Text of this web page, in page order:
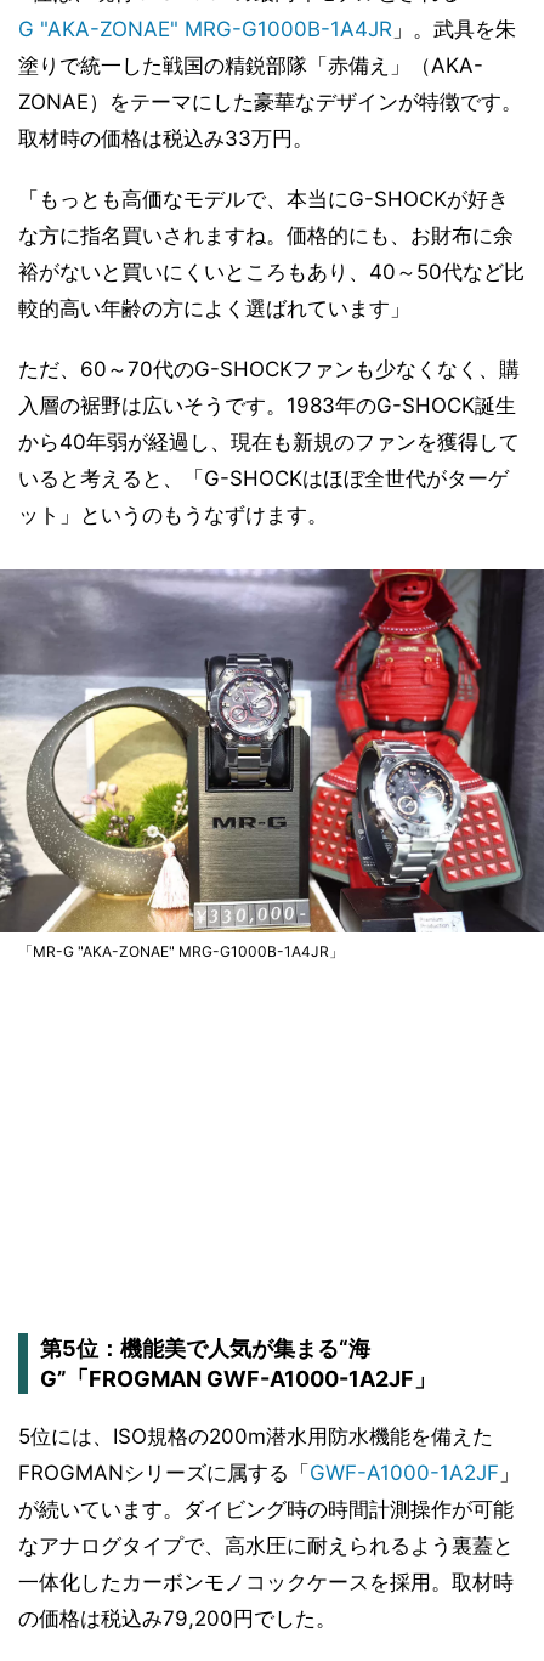
G "AKA-ZONAE" MRG-G1000B-1A4JR 」。武具を朱
塗りで統一した戦国の精鋭部隊「赤備え」（AKA-
ZONAE）をテーマにした豪華なデザインが特徴です。
取材時の価格は税込み33万円。
「もっとも高価なモデルで、本当にG-SHOCKが好き
な方に指名買いされますね。価格的にも、お財布に余
裕がないと買いにくいところもあり、40～50代など比
較的高い年齢の方によく選ばれています」
ただ、60～70代のG-SHOCKファンも少なくなく、購
入層の裾野は広いそうです。1983年のG-SHOCK誕生
から40年弱が経過し、現在も新規のファンを獲得して
いると考えると、「G-SHOCKはほぼ全世代がターゲ
ット」というのもうなずけます。
「MR-G "AKA-ZONAE" MRG-G1000B-1A4JR」
第5位：機能美で人気が集まる“海
G”「FROGMAN GWF-A1000-1A2JF」
5位には、ISO規格の200m潜水用防水機能を備えた
FROGMANシリーズに属する「GWF-A1000-1A2JF 」
が続いています。ダイビング時の時間計測操作が可能
なアナログタイプで、高水圧に耐えられるよう裏蓋と
一体化したカーボンモノコックケースを採用。取材時
の価格は税込み79,200円でした。